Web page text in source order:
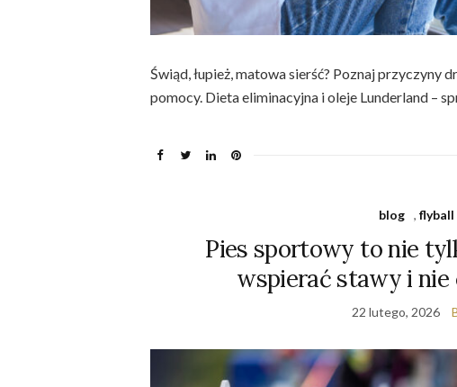
Świąd, łupież, matowa sierść? Poznaj przyczyny
pomocy. Dieta eliminacyjna i oleje Lunderland –
blog , flyball
Pies sportowy to nie
wspierać stawy i nie
22 lutego, 2026